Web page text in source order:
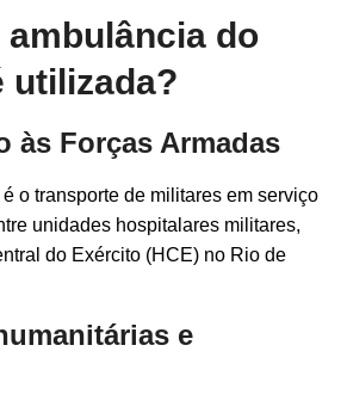
ambulância do
utilizada?
às Forças Armadas
o transporte de militares em serviço
unidades hospitalares militares,
do Exército (HCE) no Rio de
e